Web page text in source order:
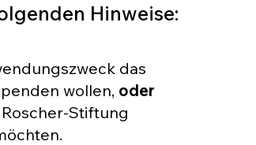
Hinweise:
das
wollen, oder
Stiftung